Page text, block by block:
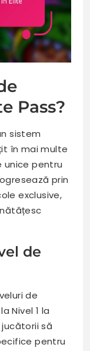
Pass?
sistem
în mai multe
unice pentru
prin
exclusive,
de
de
Nivel 1 la
să
pentru